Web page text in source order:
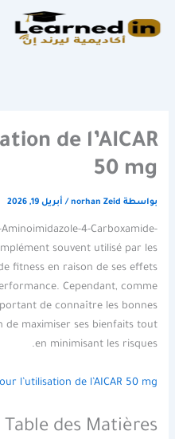
de l’AICAR
50 mg
بواسطة norhan Zeid
/ أبريل 19, 2026
Aminoimidazole-4-Carboxamide-
souvent utilisé par les
fitness en raison de ses effets
Cependant, comme
de connaître les bonnes
maximiser ses bienfaits tout
en minimisant les risques.
l’utilisation de l’AICAR 50 mg.
Table des Matières